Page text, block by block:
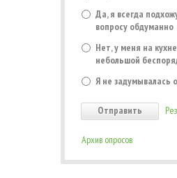
Да, я всегда
вопросу обдуманно
Нет, у меня на
небольшой
Я не задумывалась
Архив опросов